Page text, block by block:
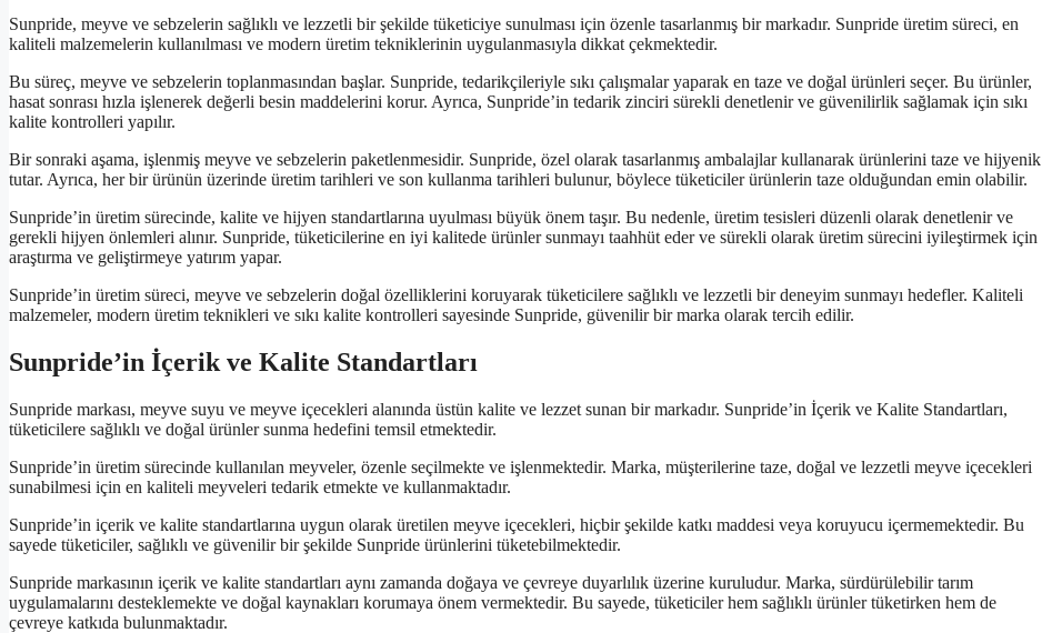
Sunpride, meyve ve sebzelerin sağlıklı ve lezzetli bir şekilde tüketiciye sunulması için özenle tasarlanmış bir markadır. Sunpride üretim süreci, en
kaliteli malzemelerin kullanılması ve modern üretim tekniklerinin uygulanmasıyla dikkat çekmektedir.
Bu süreç, meyve ve sebzelerin toplanmasından başlar. Sunpride, tedarikçileriyle sıkı çalışmalar yaparak en taze ve doğal ürünleri seçer. Bu ürünler,
hasat sonrası hızla işlenerek değerli besin maddelerini korur. Ayrıca, Sunpride’in tedarik zinciri sürekli denetlenir ve güvenilirlik sağlamak için sıkı
kalite kontrolleri yapılır.
Bir sonraki aşama, işlenmiş meyve ve sebzelerin paketlenmesidir. Sunpride, özel olarak tasarlanmış ambalajlar kullanarak ürünlerini taze ve hijyenik
tutar. Ayrıca, her bir ürünün üzerinde üretim tarihleri ve son kullanma tarihleri bulunur, böylece tüketiciler ürünlerin taze olduğundan emin olabilir.
Sunpride’in üretim sürecinde, kalite ve hijyen standartlarına uyulması büyük önem taşır. Bu nedenle, üretim tesisleri düzenli olarak denetlenir ve
gerekli hijyen önlemleri alınır. Sunpride, tüketicilerine en iyi kalitede ürünler sunmayı taahhüt eder ve sürekli olarak üretim sürecini iyileştirmek için
araştırma ve geliştirmeye yatırım yapar.
Sunpride’in üretim süreci, meyve ve sebzelerin doğal özelliklerini koruyarak tüketicilere sağlıklı ve lezzetli bir deneyim sunmayı hedefler. Kaliteli
malzemeler, modern üretim teknikleri ve sıkı kalite kontrolleri sayesinde Sunpride, güvenilir bir marka olarak tercih edilir.
Sunpride’in İçerik ve Kalite Standartları
Sunpride markası, meyve suyu ve meyve içecekleri alanında üstün kalite ve lezzet sunan bir markadır. Sunpride’in İçerik ve Kalite Standartları,
tüketicilere sağlıklı ve doğal ürünler sunma hedefini temsil etmektedir.
Sunpride’in üretim sürecinde kullanılan meyveler, özenle seçilmekte ve işlenmektedir. Marka, müşterilerine taze, doğal ve lezzetli meyve içecekleri
sunabilmesi için en kaliteli meyveleri tedarik etmekte ve kullanmaktadır.
Sunpride’in içerik ve kalite standartlarına uygun olarak üretilen meyve içecekleri, hiçbir şekilde katkı maddesi veya koruyucu içermemektedir. Bu
sayede tüketiciler, sağlıklı ve güvenilir bir şekilde Sunpride ürünlerini tüketebilmektedir.
Sunpride markasının içerik ve kalite standartları aynı zamanda doğaya ve çevreye duyarlılık üzerine kuruludur. Marka, sürdürülebilir tarım
uygulamalarını desteklemekte ve doğal kaynakları korumaya önem vermektedir. Bu sayede, tüketiciler hem sağlıklı ürünler tüketirken hem de
çevreye katkıda bulunmaktadır.